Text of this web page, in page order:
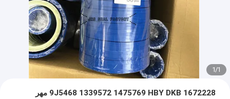
1
/
1
1672228 9J5468 1339572 1475769 HBY DKB مهر